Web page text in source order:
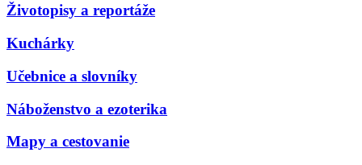
Životopisy a reportáže
Kuchárky
Učebnice a slovníky
Náboženstvo a ezoterika
Mapy a cestovanie